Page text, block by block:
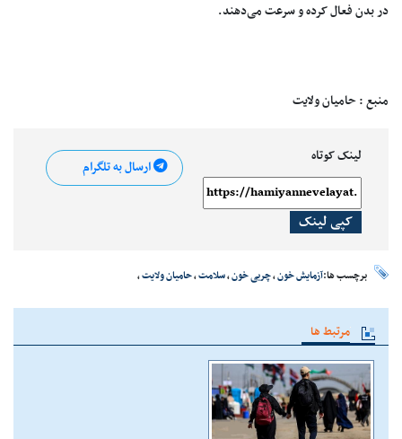
در بدن فعال کرده و سرعت می‌دهند.
منبع : حامیان ولایت
لینک کوتاه
کپی لینک
ارسال به تلگرام
برچسب ها:آزمایش خون،چربی خون،سلامت،حامیان ولایت،
مرتبط ها